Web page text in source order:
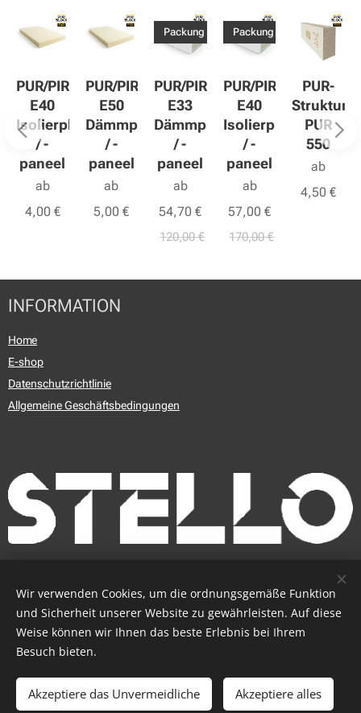
Zum Warenkorb hinzufügen
PUR/PIR
E40
Isolierplatte
/ -
paneel
ab
4,00 €
PUR/PIR
E50
Dämmplatte
/ -
paneel
ab
5,00 €
PUR/PIR
E33
Dämmplatte
/ -
paneel
Packung
ab
54,70 €
120,00€
PUR/PIR
E40
Isolierplatte
/ -
paneel
Packung
ab
57,00 €
170,00€
PUR-
PUR
550
ab
4,50 €
INFORMATION
Home
E-shop
Datenschutzrichtlinie
Allgemeine Geschäftsbedingungen
Sprachen
Slovenčina
Čeština English Deutsch Magyar
Wir verwenden Cookies, um die ordnungsgemäße Funktion
und Sicherheit unserer Website zu gewährleisten. Auf diese
Weise können wir Ihnen das beste Erlebnis bei Ihrem
Besuch bieten.
Akzeptiere das Unvermeidliche Akzeptiere alles